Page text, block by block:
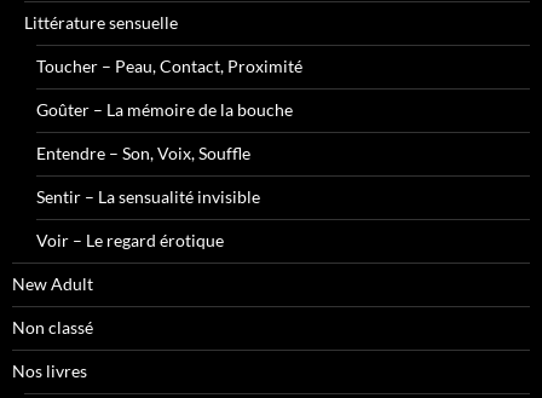
Littérature sensuelle
Toucher – Peau, Contact, Proximité
Goûter – La mémoire de la bouche
Entendre – Son, Voix, Souffle
Sentir – La sensualité invisible
Voir – Le regard érotique
New Adult
Non classé
Nos livres